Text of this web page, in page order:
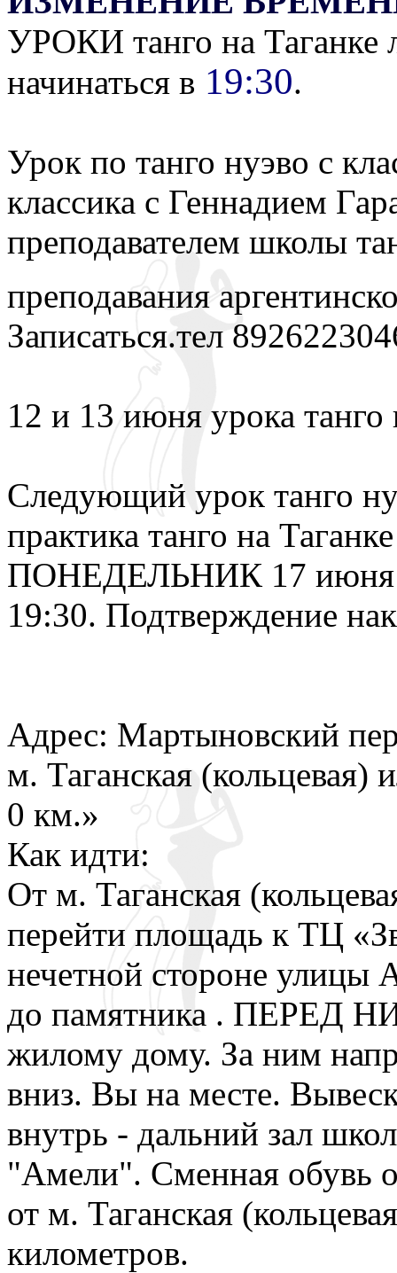
УРОКИ танго на Таганке
начинаться в 19:30.
Урок по танго нуэво с
классика с Геннадием
преподавателем школы
преподавания
Записаться.тел
12 и 13 июня урока танго
Следующий урок танго
практика танго на
ПОНЕДЕЛЬНИК 17 июня
19:30. Подтверждение
Адрес: Мартыновский
м. Таганская
0 км.»
Как идти:
От м. Таганская
перейти площадь к ТЦ
нечетной стороне улицы
до памятника . ПЕРЕД
жилому дому. За ним
вниз. Вы на месте.
внутрь - дальний зал
"Амели". Сменная обувь
от м. Таганская
километров.